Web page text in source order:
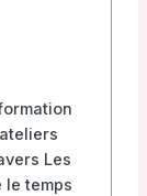
Les
le temps